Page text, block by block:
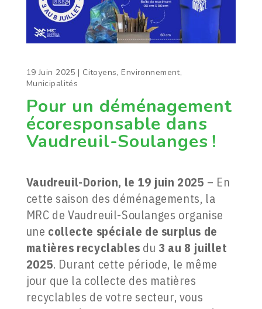
Pour un déménagement
écoresponsable dans
Vaudreuil-Soulanges !
19 Juin 2025 | Citoyens,Environnement,
Municipalités
Vaudreuil-Dorion, le 19 juin 2025 – En
cette saison des déménagements, la
MRC de Vaudreuil-Soulanges organise
une collecte spéciale de surplus de
matières recyclables du 3 au 8 juillet
2025. Durant cette période, le même
jour que la collecte des matières
recyclables de votre secteur, vous